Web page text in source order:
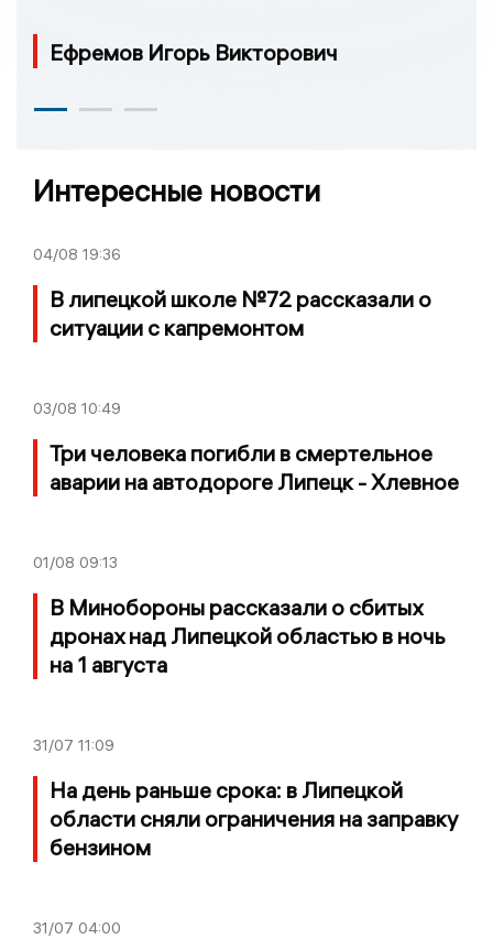
Ефремов Игорь Викторович
Интересные новости
04/08 19:36
В липецкой школе №72 рассказали о
ситуации с капремонтом
03/08 10:49
Три человека погибли в смертельное
аварии на автодороге Липецк - Хлевное
01/08 09:13
В Минобороны рассказали о сбитых
дронах над Липецкой областью в ночь
на 1 августа
31/07 11:09
На день раньше срока: в Липецкой
области сняли ограничения на заправку
бензином
31/07 04:00